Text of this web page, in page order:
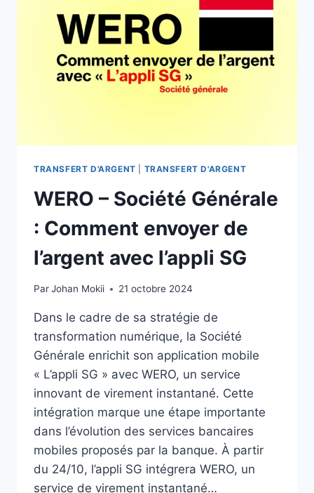
RÉVOLUTIONNE
LES
PAIEMENTS
EN
EUROPE
TRANSFERT D'ARGENT TRANSFERT D'ARGENT
WERO – Société Générale
: Comment envoyer de
l’argent avec l’appli SG
ParJohan Mokii 21 octobre 2024
Dans le cadre de sa stratégie de
transformation numérique, la Société
Générale enrichit son application mobile
« L’appli SG » avec WERO, un service
innovant de virement instantané. Cette
intégration marque une étape importante
dans l’évolution des services bancaires
mobiles proposés par la banque. À partir
du 24/10, l’appli SG intégrera WERO, un
service de virement instantané…